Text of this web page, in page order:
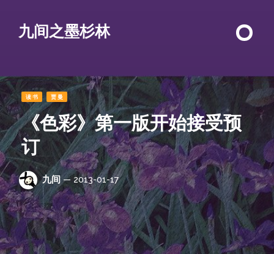
九间之墨杉林
读书 贾曼
《色彩》第一版开始接受预
订
九间 — 2013-01-17